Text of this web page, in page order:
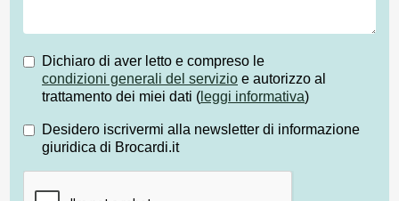
Dichiaro di aver letto e compreso le
condizioni generali del servizio e autorizzo al
trattamento dei miei dati ( leggi informativa)
Desidero iscrivermi alla newsletter di informazione
giuridica di Brocardi.it